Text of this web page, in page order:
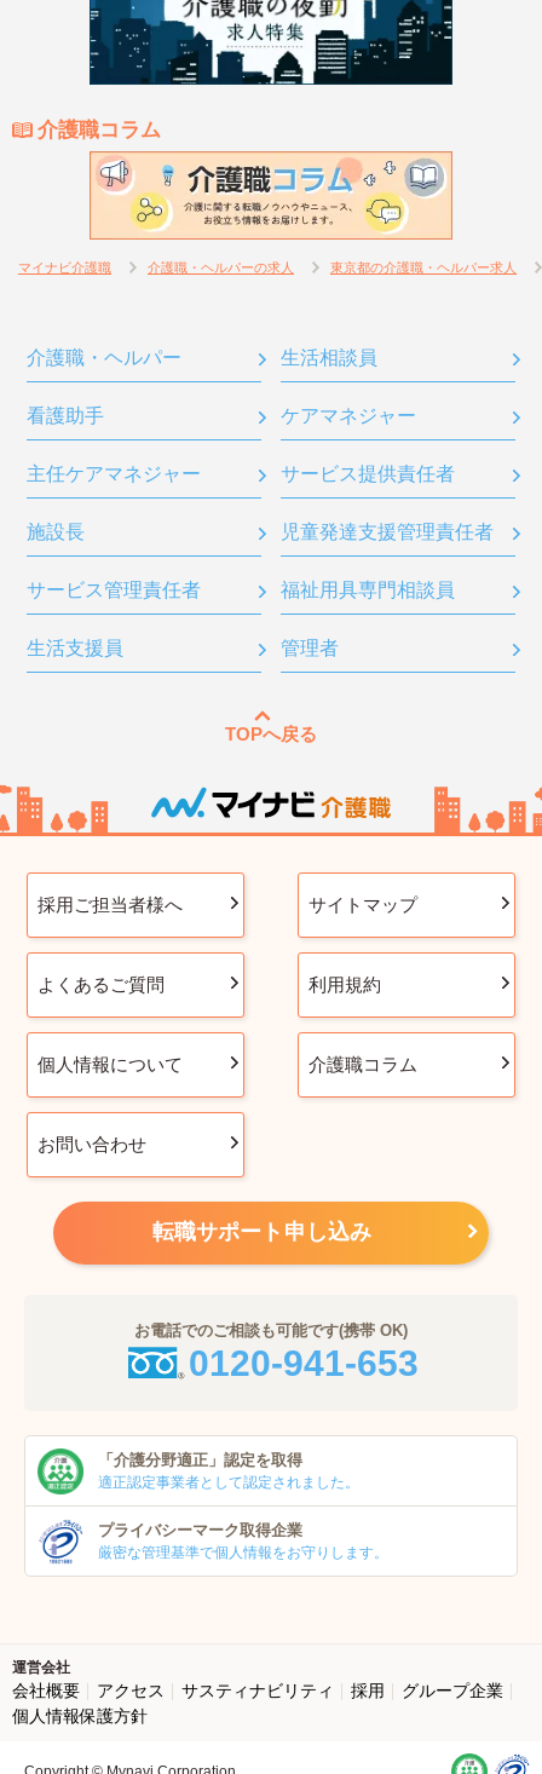
介護職コラム
マイナビ介護職 介護職・ヘルパーの求人 東京都の介護職・ヘルパー求人
介護職・ヘルパー 生活相談員
看護助手 ケアマネジャー
主任ケアマネジャー サービス提供責任者
施設長 児童発達支援管理責任者
サービス管理責任者 福祉用具専門相談員
生活支援員 管理者
TOPへ戻る
採用ご担当者様へ サイトマップ
よくあるご質問 利用規約
個人情報について 介護職コラム
お問い合わせ
転職サポート申し込み
お電話でのご相談も可能です(携帯 OK)
0120-941-653
「介護分野適正」 認定を取得
適正認定事業者として認定されました。
プライバシーマーク取得企業
厳密な管理基準で個人情報をお守りします。
運営会社
会社概要 アクセス サスティナビリティ 採用
グループ企業
個人情報保護方針